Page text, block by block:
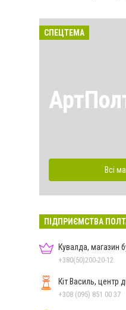
СПЕЦТЕМА
Всі
ПІДПРИЄМСТВА
Кувалда, магазин
+380(50)200-20-12
Кіт Василь, центр
+308 (095) 851 00 37